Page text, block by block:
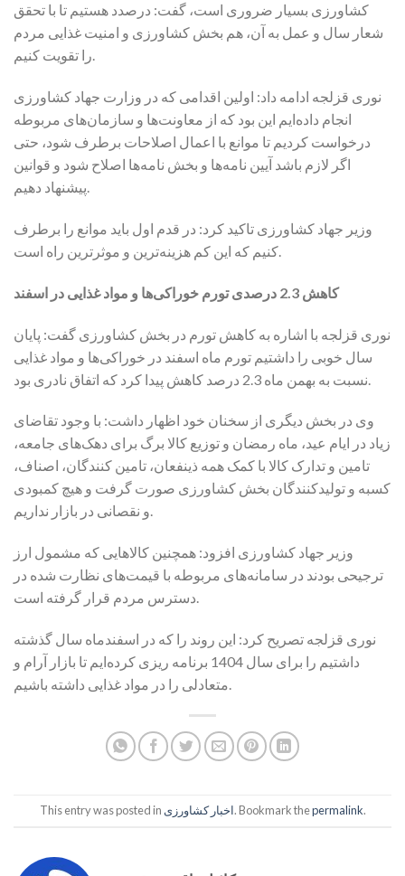
کشاورزی بسیار ضروری است، گفت: درصدد هستیم تا با تحقق
شعار سال و عمل به آن، هم بخش کشاورزی و امنیت غذایی مردم
را تقویت کنیم.
نوری قزلجه ادامه داد: اولین اقدامی که در وزارت جهاد کشاورزی
انجام داده‌ایم این بود که از معاونت‌ها و سازمان‌های مربوطه
درخواست کردیم تا موانع با اعمال اصلاحات برطرف شود، حتی
اگر لازم باشد آیین نامه‌ها و بخش نامه‌ها اصلاح شود و قوانین
پیشنهاد دهیم.
وزیر جهاد کشاورزی تاکید کرد: در قدم اول باید موانع را برطرف
کنیم که این کم هزینه‌ترین و موثرترین راه است.
کاهش 2.3 درصدی تورم خوراکی‌ها و مواد غذایی در اسفند
نوری قزلجه با اشاره به کاهش تورم در بخش کشاورزی گفت: پایان
سال خوبی را داشتیم تورم ماه اسفند در خوراکی‌ها و مواد غذایی
وی در بخش دیگری از سخنان خود اظهار داشت: با وجود تقاضای
زیاد در ایام عید، ماه رمضان و توزیع کالا برگ برای دهک‌های جامعه،
تامین و تدارک کالا با کمک همه ذینفعان، تامین کنندگان، اصناف،
کسبه و تولیدکنندگان بخش کشاورزی صورت گرفت و هیچ کمبودی
و نقصانی در بازار نداریم.
وزیر جهاد کشاورزی افزود: همچنین کالا‌هایی که مشمول ارز
ترجیحی بودند در سامانه‌های مربوطه با قیمت‌های نظارت شده در
دسترس مردم قرار گرفته است.
نوری قزلجه تصریح کرد: این روند را که در اسفندماه سال گذشته
داشتیم را برای سال 1404 برنامه ریزی کرده‌ایم تا بازار آرام و
متعادلی را در مواد غذایی داشته باشیم.
This entry was posted inاخبار کشاورزی. Bookmark thepermalink.